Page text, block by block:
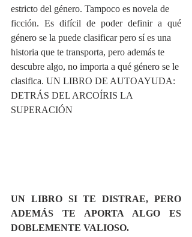
estricto del género. Tampoco es novela de
ficción. Es difícil de poder definir a qué
género se la puede clasificar pero sí es una
historia que te transporta, pero además te
descubre algo, no importa a qué género se le
clasifica. UN LIBRO DE AUTOAYUDA:
DETRÁS DEL ARCOÍRIS LA
SUPERACIÓN
UN LIBRO SI TE DISTRAE, PERO
ADEMÁS TE APORTA ALGO ES
DOBLEMENTE VALIOSO.